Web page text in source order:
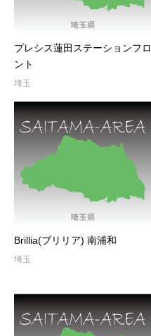
プレシス蓮田ステーションフロ
ント
埼玉
Brillia(ブリリア) 南浦和
埼玉